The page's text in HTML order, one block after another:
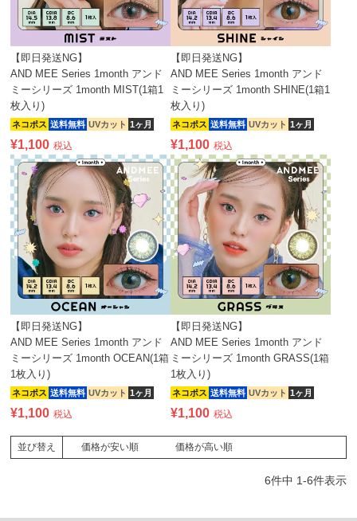
【即日発送NG】
AND MEE Series 1month アンド
ミーシリーズ 1month MIST(1箱1
枚入り)
ネコポス 送料無料 UVカット 1ヶ月
¥1,100 税込
【即日発送NG】
AND MEE Series 1month アンド
ミーシリーズ 1month SHINE(1箱1
枚入り)
ネコポス 送料無料 UVカット 1ヶ月
¥1,100 税込
【即日発送NG】
AND MEE Series 1month アンド
ミーシリーズ 1month OCEAN(1箱
1枚入り)
ネコポス 送料無料 UVカット 1ヶ月
¥1,100 税込
【即日発送NG】
AND MEE Series 1month アンド
ミーシリーズ 1month GRASS(1箱
1枚入り)
ネコポス 送料無料 UVカット 1ヶ月
¥1,100 税込
並び替え 価格が安い順 価格が高い順
6件中 1-6件表示